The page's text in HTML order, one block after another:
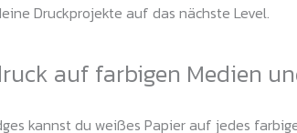
Druckprojekte auf das nächste Level.
auf farbigen Medien
kannst du weißes Papier auf jedes